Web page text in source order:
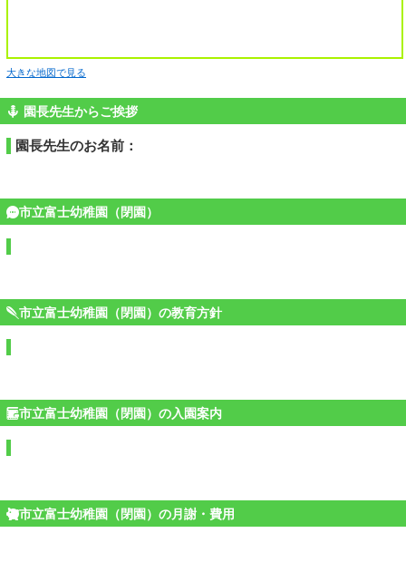
大きな地図で見る
園長先生からご挨拶
園長先生のお名前：
市立富士幼稚園（閉園）
市立富士幼稚園（閉園）の教育方針
市立富士幼稚園（閉園）の入園案内
市立富士幼稚園（閉園）の月謝・費用